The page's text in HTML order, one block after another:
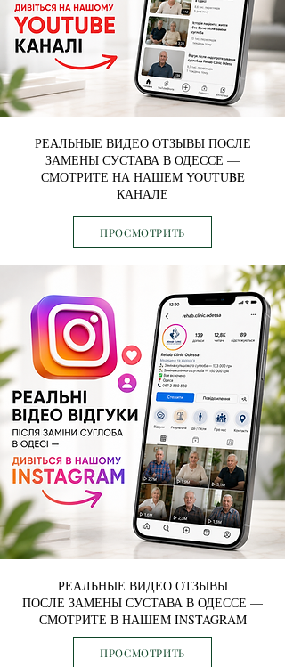
РЕАЛЬНЫЕ ВИДЕО ОТЗЫВЫ ПОСЛЕ
ЗАМЕНЫ СУСТАВА В ОДЕССЕ —
СМОТРИТЕ НА НАШЕМ YOUTUBE
КАНАЛЕ
ПРОСМОТРИТЬ
РЕАЛЬНЫЕ ВИДЕО ОТЗЫВЫ
ПОСЛЕ ЗАМЕНЫ СУСТАВА В ОДЕССЕ —
СМОТРИТЕ В НАШЕМ INSTAGRAM
ПРОСМОТРИТЬ